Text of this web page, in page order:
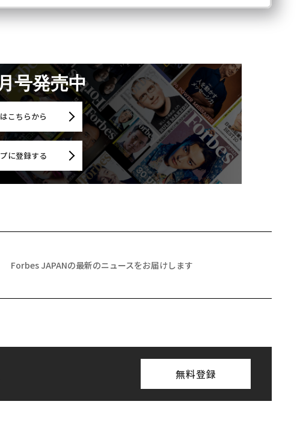
号発売中
こちらから
に登録する
Forbes JAPANの最新のニュースをお届けします
無料登録